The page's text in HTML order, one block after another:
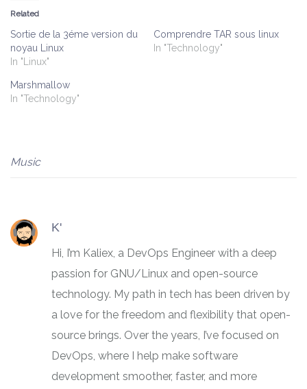
Related
Sortie de la 3éme version du
noyau Linux
In "Linux"
Comprendre TAR sous linux
In "Technology"
Marshmallow
In "Technology"
Music
K'
Hi, I’m Kaliex, a DevOps Engineer with a deep
passion for GNU/Linux and open-source
technology. My path in tech has been driven by
a love for the freedom and flexibility that open-
source brings. Over the years, I’ve focused on
DevOps, where I help make software
development smoother, faster, and more